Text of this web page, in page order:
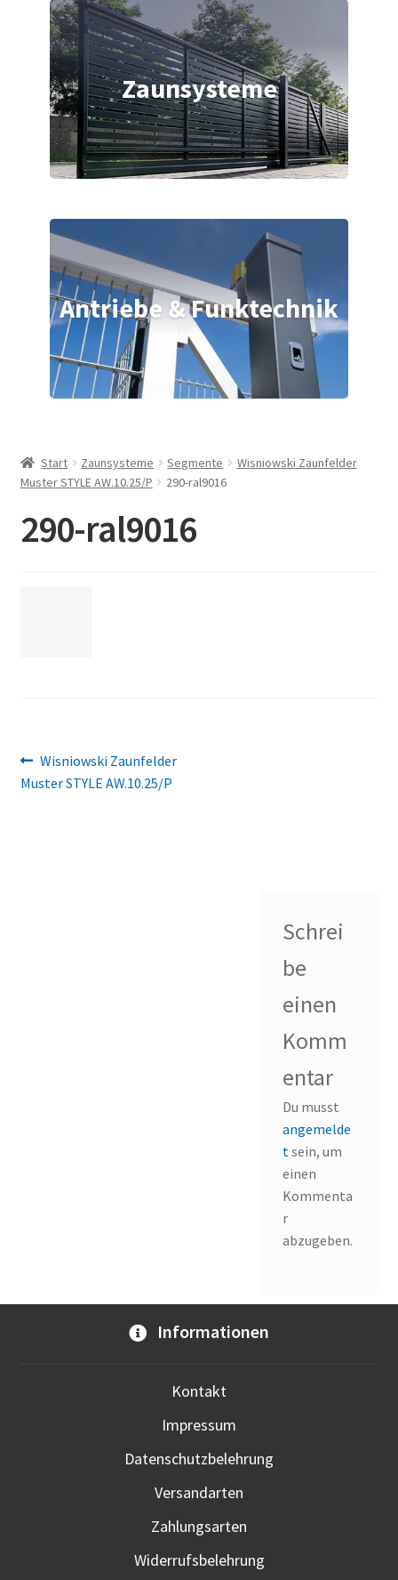
Zaunsysteme
Antriebe & Funktechnik
Start Zaunsysteme Segmente
Wisniowski Zaunfelder
Muster STYLE AW.10.25/P
290-ral9016
290-ral9016
Beitragsnavigation
Vorheriger
Beitrag:
Wisniowski Zaunfelder
Muster STYLE AW.10.25/P
Schrei
be
einen
Komm
entar
Du musst
angemelde
tsein, um
einen
Kommenta
r
abzugeben.
Informationen
Kontakt
Impressum
Datenschutzbelehrung
Versandarten
Zahlungsarten
Widerrufsbelehrung